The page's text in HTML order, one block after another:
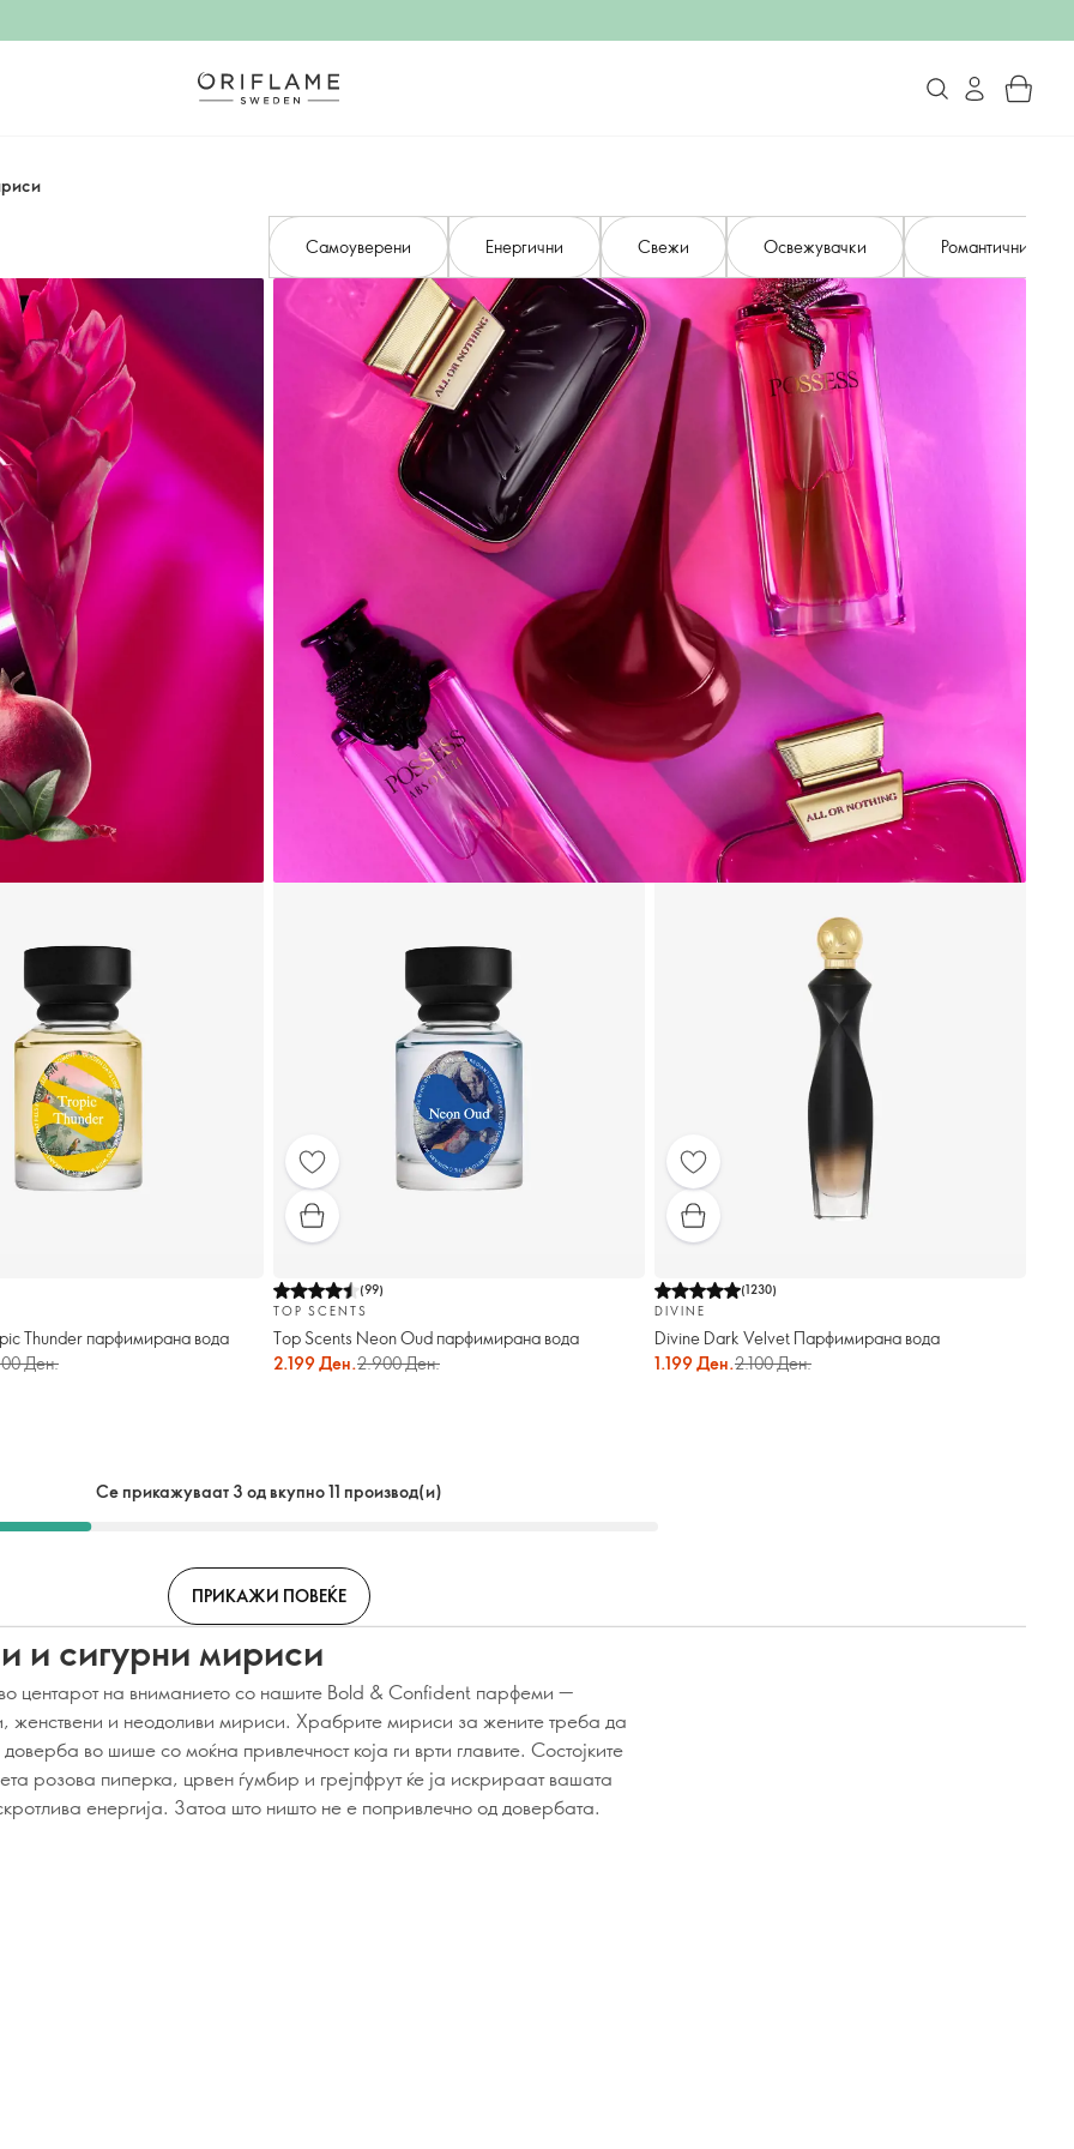
Самоуверени Енергични Свежи Освежувачки Романтични
Thunder парфимирана вода
Ден.
(99)
TOP SCENTS
Top Scents Neon Oud парфимирана вода
2.199 Ден.2.900 Ден.
(1230)
DIVINE
Divine Dark Velvet Парфимирана вода
1.199 Ден.2.100 Ден.
Се прикажуваат 3 од вкупно 11 производ(и)
ПРИКАЖИ ПОВЕЌЕ
и сигурни мириси
центарот на вниманието со нашите Bold & Confident парфеми —
женствени и неодоливи мириси. Храбрите мириси за жените треба да
во шише со моќна привлечност која ги врти главите. Состојките
розова пиперка, црвен ѓумбир и грејпфрут ќе ја искрираат вашата
енергија. Затоа што ништо не е попривлечно од довербата.